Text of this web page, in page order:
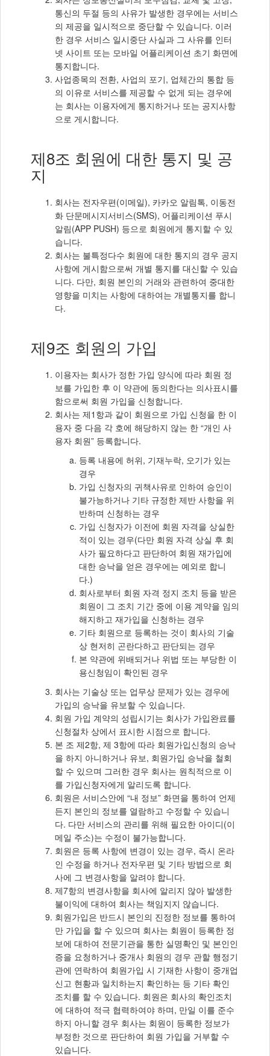
통신의 두절 등의 사유가 발생한 경우에는 서비스
의 제공을 일시적으로 중단할 수 있습니다. 이러
한 경우 서비스 일시중단 사실과 그 사유를 인터
넷 사이트 또는 모바일 어플리케이션 초기 화면에
통지합니다.
사업종목의 전환, 사업의 포기, 업체간의 통합 등
의 이유로 서비스를 제공할 수 없게 되는 경우에
는 회사는 이용자에게 통지하거나 또는 공지사항
으로 게시합니다.
제8조 회원에 대한 통지 및 공
지
회사는 전자우편(이메일), 카카오 알림톡, 이동전
화 단문메시지서비스(SMS), 어플리케이션 푸시
알림(APP PUSH) 등으로 회원에게 통지할 수 있
습니다.
회사는 불특정다수 회원에 대한 통지의 경우 공지
사항에 게시함으로써 개별 통지를 대신할 수 있습
니다. 다만, 회원 본인의 거래와 관련하여 중대한
영향을 미치는 사항에 대하여는 개별통지를 합니
다.
제9조 회원의 가입
이용자는 회사가 정한 가입 양식에 따라 회원 정
보를 가입한 후 이 약관에 동의한다는 의사표시를
함으로써 회원 가입을 신청합니다.
회사는 제1항과 같이 회원으로 가입 신청을 한 이
용자 중 다음 각 호에 해당하지 않는 한 “개인 사
용자 회원” 등록합니다.
등록 내용에 허위, 기재누락, 오기가 있는
경우
가입 신청자의 귀책사유로 인하여 승인이
불가능하거나 기타 규정한 제반 사항을 위
반하며 신청하는 경우
가입 신청자가 이전에 회원 자격을 상실한
적이 있는 경우(다만 회원 자격 상실 후 회
사가 필요하다고 판단하여 회원 재가입에
대한 승낙을 얻은 경우에는 예외로 합니
다.)
회사로부터 회원 자격 정지 조치 등을 받은
회원이 그 조치 기간 중에 이용 계약을 임의
해지하고 재가입을 신청하는 경우
기타 회원으로 등록하는 것이 회사의 기술
상 현저히 곤란다하고 판단되는 경우
본 약관에 위배되거나 위법 또는 부당한 이
용신청임이 확인된 경우
회사는 기술상 또는 업무상 문제가 있는 경우에
가입의 승낙을 유보할 수 있습니다.
회원 가입 계약의 성립시기는 회사가 가입완료를
신청절차 상에서 표시한 시점으로 합니다.
본 조 제2항, 제 3항에 따라 회원가입신청의 승낙
을 하지 아니하거나 유보, 회원가입 승낙을 철회
할 수 있으며 그러한 경우 회사는 원칙적으로 이
를 가입신청자에게 알리도록 합니다.
회원은 서비스안에 “내 정보” 화면을 통하여 언제
든지 본인의 정보를 열람하고 수정할 수 있습니
다. 다만 서비스의 관리를 위해 필요한 아이디(이
메일 주소)는 수정이 불가능합니다.
회원은 등록 사항에 변경이 있는 경우, 즉시 온라
인 수정을 하거나 전자우편 및 기타 방법으로 회
사에 그 변경사항을 알려야 합니다.
제7항의 변경사항을 회사에 알리지 않아 발생한
불이익에 대하여 회사는 책임지지 않습니다.
회원가입은 반드시 본인의 진정한 정보를 통하여
만 가입을 할 수 있으며 회사는 회원이 등록한 정
보에 대하여 전문기관을 통한 실명확인 및 본인인
증을 요청하거나 중개사 회원의 경우 관할 행정기
관에 연락하여 회원가입 시 기재한 사항이 중개업
신고 현황과 일치하는지 확인하는 등 기타 확인
조치를 할 수 있습니다. 회원은 회사의 확인조치
에 대하여 적극 협력하여야 하며, 만일 이를 준수
하지 아니할 경우 회사는 회원이 등록한 정보가
부정한 것으로 판단하여 회원 가입을 거부할 수
있습니다.